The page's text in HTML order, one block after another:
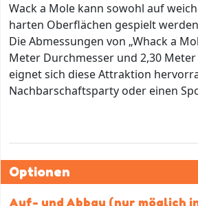
Wack a Mole kann sowohl auf
harten Oberflächen gespielt
Die Abmessungen von „Whack a
Meter Durchmesser und 2,30
eignet sich diese Attraktion
Nachbarschaftsparty oder einen
Optionen
Auf- und Abbau (nur möglich